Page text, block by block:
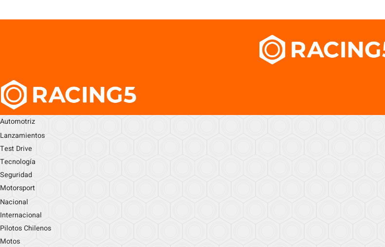
Automotriz
Lanzamientos
Test Drive
Tecnología
Seguridad
Motorsport
Nacional
Internacional
Pilotos Chilenos
Motos